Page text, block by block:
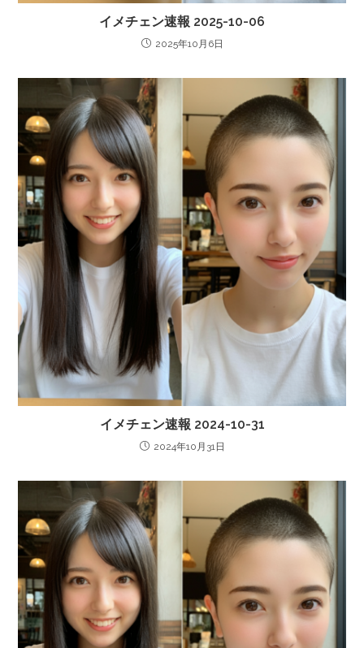
イメチェン速報 2025-10-06
2025年10月6日
イメチェン速報 2024-10-31
2024年10月31日